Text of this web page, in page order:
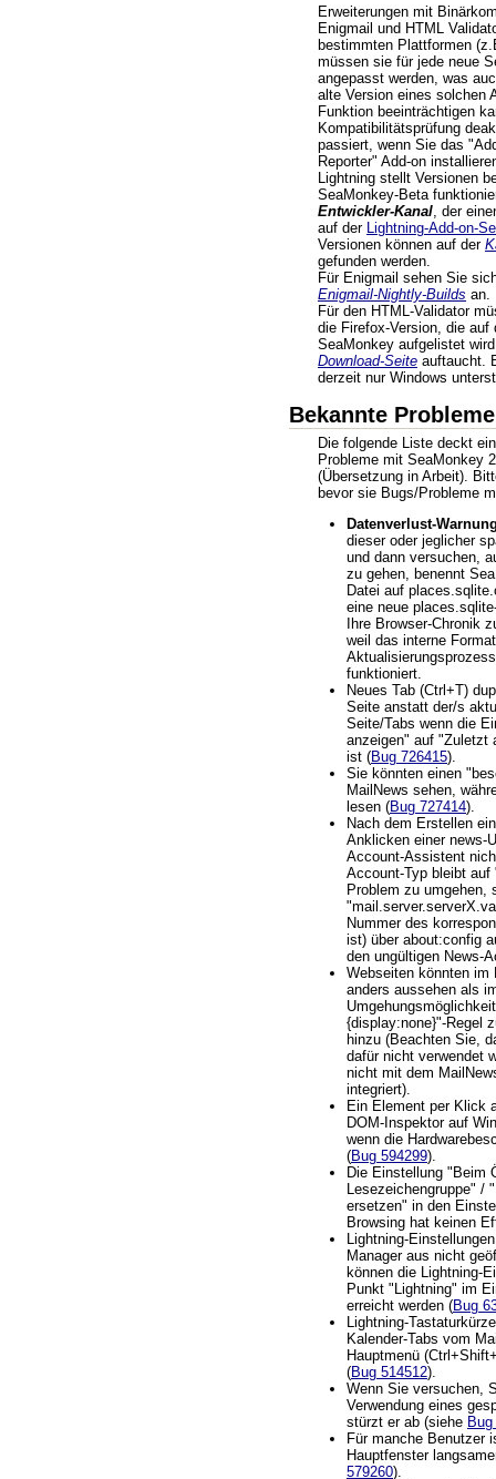
Erweiterungen mit
Enigmail und HTML
bestimmten Plattformen
müssen sie für jede neue
angepasst werden, was
alte Version eines solchen
Funktion beeinträchtigen
Kompatibilitätsprüfung
passiert, wenn Sie das
Reporter" Add-on
Lightning stellt Versionen
SeaMonkey-Beta
Entwickler-Kanal, der
auf der Lightning-Add-on-
Versionen können auf der
gefunden werden.
Für Enigmail sehen Sie
Enigmail-Nightly-Builds an.
Für den HTML-Validator
die Firefox-Version, die
SeaMonkey aufgelistet
Download-Seite auftaucht.
derzeit nur Windows
Bekannte Probleme
Die folgende Liste deckt
Probleme mit SeaMonkey
(Übersetzung in Arbeit).
bevor sie Bugs/Probleme
Datenverlust-
dieser oder jeglicher
und dann versuchen,
zu gehen, benennt
Datei auf
eine neue
Ihre Browser-Chronik
weil das interne
funktioniert.
Neues Tab (Ctrl+T)
Seite anstatt der/s
Seite/Tabs wenn die
anzeigen" auf "Zuletzt
ist (Bug 726415).
Sie könnten einen
MailNews sehen,
lesen (Bug 727414).
Nach dem Erstellen
Anklicken einer news-
Account-Assistent
Account-Typ bleibt
Problem zu umgehen,
Nummer des
ist) über about:config
den ungültigen News-
Webseiten könnten im
anders aussehen als
{display:none}"-Regel
hinzu (Beachten Sie,
dafür nicht verwendet
nicht mit dem
integriert).
Ein Element per Klick
DOM-Inspektor auf
wenn die
(Bug 594299).
Die Einstellung "Beim
Lesezeichengruppe" /
ersetzen" in den
Browsing hat keinen
Lightning-
Manager aus nicht
können die Lightning-
Punkt "Lightning" im
erreicht werden (Bug
Lightning-
Kalender-Tabs vom
Hauptmenü
(Bug 514512).
Wenn Sie versuchen,
Verwendung eines
stürzt er ab (siehe
Für manche Benutzer
Hauptfenster
579260).